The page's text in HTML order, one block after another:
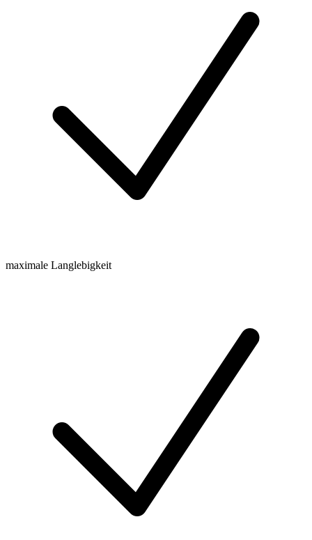
maximale Langlebigkeit